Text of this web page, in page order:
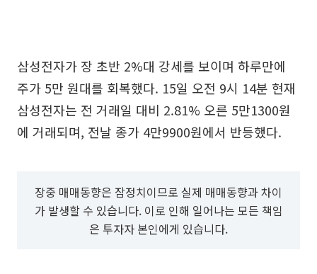
삼성전자가 장 초반 2%대 강세를 보이며 하루만에
주가 5만 원대를 회복했다. 15일 오전 9시 14분 현재
삼성전자는 전 거래일 대비 2.81% 오른 5만1300원
에 거래되며, 전날 종가 4만9900원에서 반등했다.
장중 매매동향은 잠정치이므로 실제 매매동향과 차이
가 발생할 수 있습니다. 이로 인해 일어나는 모든 책임
은 투자자 본인에게 있습니다.